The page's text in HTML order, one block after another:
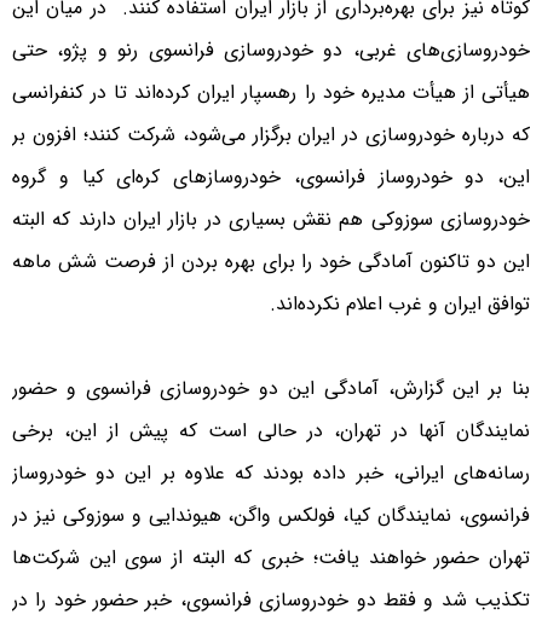
کوتاه نیز برای بهره‌برداری از بازار ایران استفاده کنند. در میان این
خودروسازی‌های غربی، دو خود‌روسازی فرانسوی رنو و پژو، حتی
هیأتی از هیأت مدیره خود را رهسپار ایران کرده‌اند تا در کنفرانسی
که درباره خودروسازی در ایران برگزار می‌شود، شرکت کنند؛ افزون بر
این، دو خودروساز فرانسوی، خودروسازهای کره‌ای کیا و گروه
خودروسازی سوزوکی هم نقش بسیاری در بازار ایران دارند که البته
این دو تا‌کنون آمادگی خود را برای بهره بردن از فرصت شش ماهه
توافق ایران و غرب اعلام نکرده‌اند.
بنا بر ‌این گزارش، آمادگی این دو خودروسازی فرانسوی و حضور
نمایندگان آنها در تهران، در حالی است که پیش از این، برخی
رسانه‌های ایرانی، خبر داده بودند که علاوه بر این دو خودروساز
فرانسوی، نمایندگان کیا، فولکس واگن، هیوندایی و سوزوکی نیز در
تهران حضور خواهند یافت؛ خبری که البته از سوی این شرکت‌ها
تکذیب شد و ‌فقط دو خودرو‌سازی فرانسوی، خبر حضور خود را در